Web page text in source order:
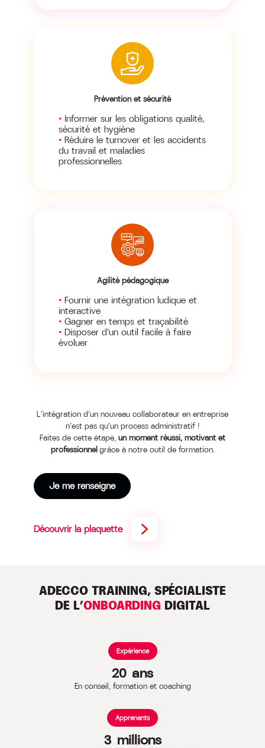
Prévention et sécurité
Informer sur les obligations qualité,
sécurité et hygiène
Réduire le turnover et les accidents
du travail et maladies
professionnelles
Agilité pédagogique
Fournir une intégration ludique et
interactive
Gagner en temps et traçabilité
Disposer d’un outil facile à faire
évoluer
L’intégration d’un nouveau collaborateur en entreprise
n’est pas qu’un process administratif !
Faites de cette étape, un moment réussi, motivant et
professionnelgrâce à notre outil de formation.
Je me renseigne
Découvrir la plaquette
ADECCO TRAINING, SPÉCIALISTE
DE L’ONBOARDING DIGITAL
Expérience
20 ans
En conseil, formation et coaching
Apprenants
3 millions